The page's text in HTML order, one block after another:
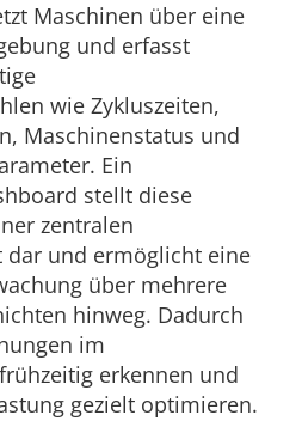
Maschinen über eine
und erfasst
wie Zykluszeiten,
Maschinenstatus und
Ein
stellt diese
zentralen
dar und ermöglicht eine
über mehrere
hinweg. Dadurch
im
erkennen und
gezielt optimieren.